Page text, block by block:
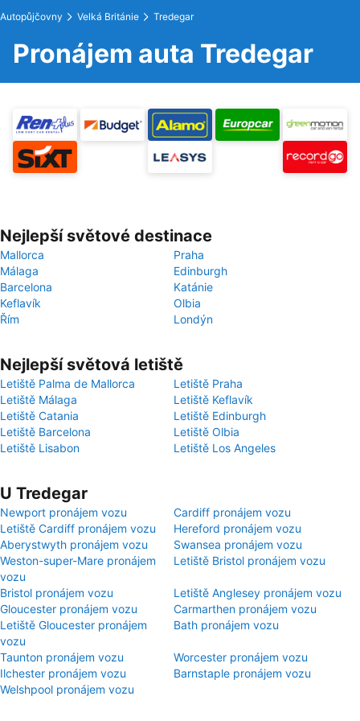
Autopůjčovny Velká Británie Tredegar
Pronájem auta Tredegar
Nejlepší světové destinace
Mallorca
Praha
Málaga
Edinburgh
Barcelona
Katánie
Keflavík
Olbia
Řím
Londýn
Nejlepší světová letiště
Letiště Palma de Mallorca
Letiště Praha
Letiště Málaga
Letiště Keflavík
Letiště Catania
Letiště Edinburgh
Letiště Barcelona
Letiště Olbia
Letiště Lisabon
Letiště Los Angeles
U Tredegar
Newport pronájem vozu
Cardiff pronájem vozu
Letiště Cardiff pronájem vozu
Hereford pronájem vozu
Aberystwyth pronájem vozu
Swansea pronájem vozu
Weston-super-Mare pronájem
vozu
Letiště Bristol pronájem vozu
Bristol pronájem vozu
Letiště Anglesey pronájem vozu
Gloucester pronájem vozu
Carmarthen pronájem vozu
Letiště Gloucester pronájem
vozu
Bath pronájem vozu
Taunton pronájem vozu
Worcester pronájem vozu
Ilchester pronájem vozu
Barnstaple pronájem vozu
Welshpool pronájem vozu